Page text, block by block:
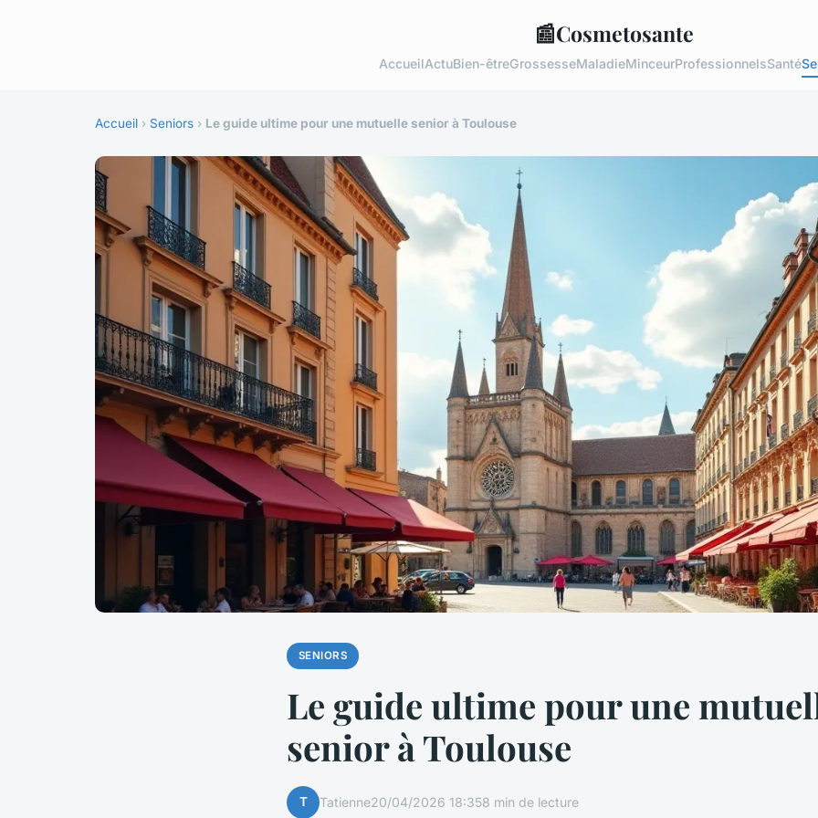
📰Cosmetosante
AccueilActuBien-êtreGrossesseMaladieMinceurProfessionnelsSanté
Accueil › Seniors › Le guide ultime pour une mutuelle senior à Toulouse
SENIORS
Le guide ultime pour une
senior à Toulouse
T Tatienne20/04/2026 18:358 min de lecture